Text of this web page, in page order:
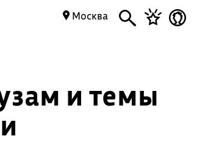
Москва
и темы